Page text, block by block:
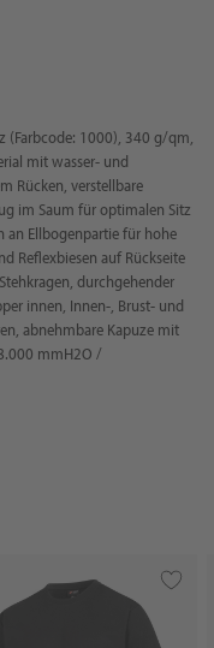
(Farbcode: 1000), 340 g/qm,
mit wasser- und
Rücken, verstellbare
im Saum für optimalen Sitz
an Ellbogenpartie für hohe
Reflexbiesen auf Rückseite
durchgehender
innen, Innen-, Brust- und
abnehmbare Kapuze mit
mmH2O /